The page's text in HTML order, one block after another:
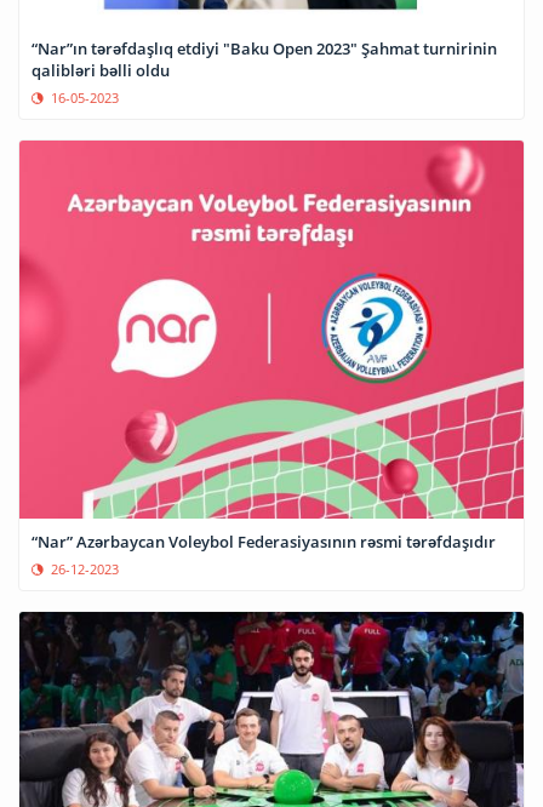
“Nar”ın tərəfdaşlıq etdiyi "Baku Open 2023" Şahmat turnirinin
qalibləri bəlli oldu
16-05-2023
“Nar” Azərbaycan Voleybol Federasiyasının rəsmi tərəfdaşıdır
26-12-2023